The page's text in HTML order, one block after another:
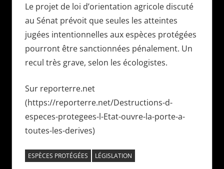
Le projet de loi d’orientation agricole discuté
au Sénat prévoit que seules les atteintes
jugées intentionnelles aux espèces protégées
pourront être sanctionnées pénalement. Un
recul très grave, selon les écologistes.
Sur reporterre.net
(https://reporterre.net/Destructions-d-
especes-protegees-l-Etat-ouvre-la-porte-a-
toutes-les-derives)
ESPÈCES PROTÉGÉES LÉGISLATION